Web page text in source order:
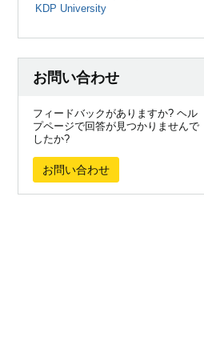
KDP University
お問い合わせ
フィードバックがありますか? ヘル
プページで回答が見つかりませんで
したか?
お問い合わせ